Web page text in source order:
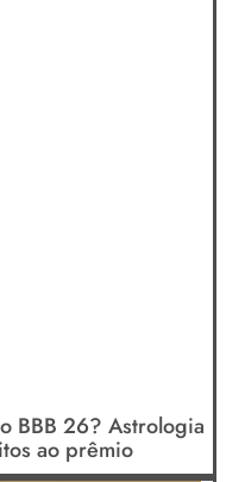
BBB 26? Astrologia
ao prêmio